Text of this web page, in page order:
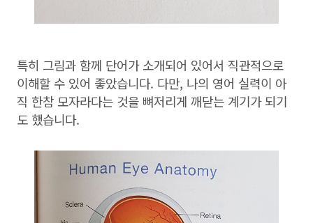
특히 그림과 함께 단어가 소개되어 있어서 직관적으로
이해할 수 있어 좋았습니다. 다만, 나의 영어 실력이 아
직 한참 모자라다는 것을 뼈저리게 깨닫는 계기가 되기
도 했습니다.